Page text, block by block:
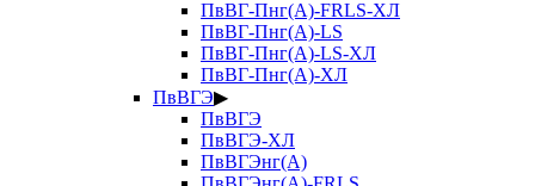
ПвВГ-Пнг(А)-FRLS-ХЛ
ПвВГ-Пнг(А)-LS
ПвВГ-Пнг(А)-LS-ХЛ
ПвВГ-Пнг(А)-ХЛ
ПвВГЭ▶
ПвВГЭ
ПвВГЭ-ХЛ
ПвВГЭнг(А)